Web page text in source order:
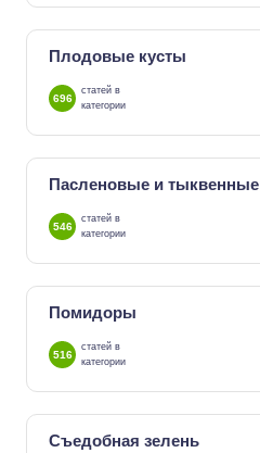
Плодовые кусты
696
статей в
категории
Пасленовые и тыквенные
546
статей в
категории
Помидоры
516
статей в
категории
Съедобная зелень